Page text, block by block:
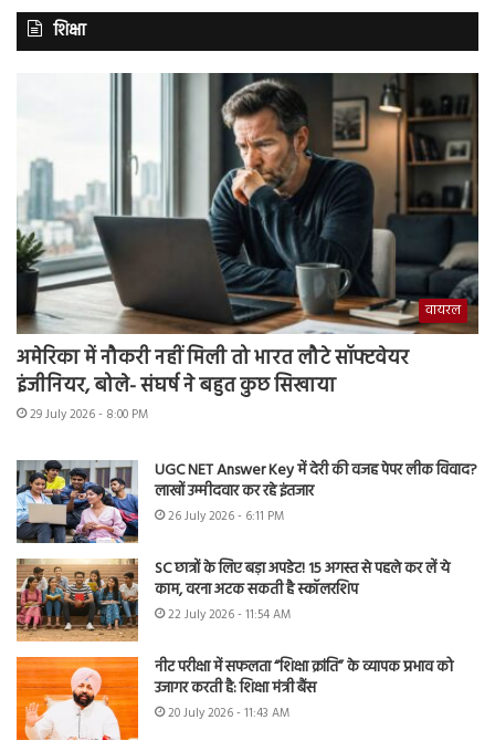
शिक्षा
वायरल
अमेरिका में नौकरी नहीं मिली तो भारत लौटे सॉफ्टवेयर
इंजीनियर, बोले- संघर्ष ने बहुत कुछ सिखाया
29 July 2026 - 8:00 PM
UGC NET Answer Key में देरी की वजह पेपर लीक विवाद?
लाखों उम्मीदवार कर रहे इंतजार
26 July 2026 - 6:11 PM
SC छात्रों के लिए बड़ा अपडेट! 15 अगस्त से पहले कर लें ये
काम, वरना अटक सकती है स्कॉलरशिप
22 July 2026 - 11:54 AM
नीट परीक्षा में सफलता “शिक्षा क्रांति” के व्यापक प्रभाव को
उजागर करती है: शिक्षा मंत्री बैंस
20 July 2026 - 11:43 AM